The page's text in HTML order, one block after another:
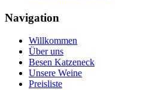
Navigation
Willkommen
Über uns
Besen Katzeneck
Unsere Weine
Preisliste